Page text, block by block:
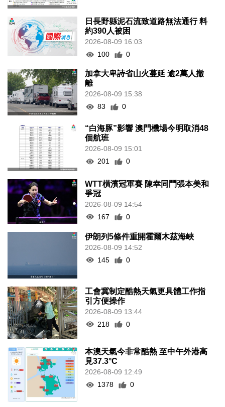
日長野縣泥石流致道路無法通行 料
約390人被困
2026-08-09 16:03
100
0
加拿大卑詩省山火蔓延 逾2萬人撤
離
2026-08-09 15:38
83
0
“白海豚”影響 澳門機場今明取消48
個航班
2026-08-09 15:01
201
0
WTT橫濱冠軍賽 陳幸同鬥張本美和
爭冠
2026-08-09 14:54
167
0
伊朗列5條件重開霍爾木茲海峽
2026-08-09 14:52
145
0
工會冀制定酷熱天氣更具體工作指
引方便操作
2026-08-09 13:44
218
0
本澳天氣今非常酷熱 至中午外港高
見37.3°C
2026-08-09 12:49
1378
0